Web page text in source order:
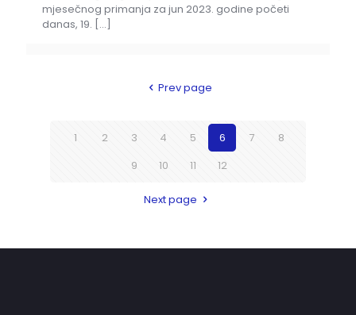
mjesečnog primanja za jun 2023. godine početi
danas, 19. […]
Prev page
1 2 3 4 5 6 7
8
9
10 11 12
Next page